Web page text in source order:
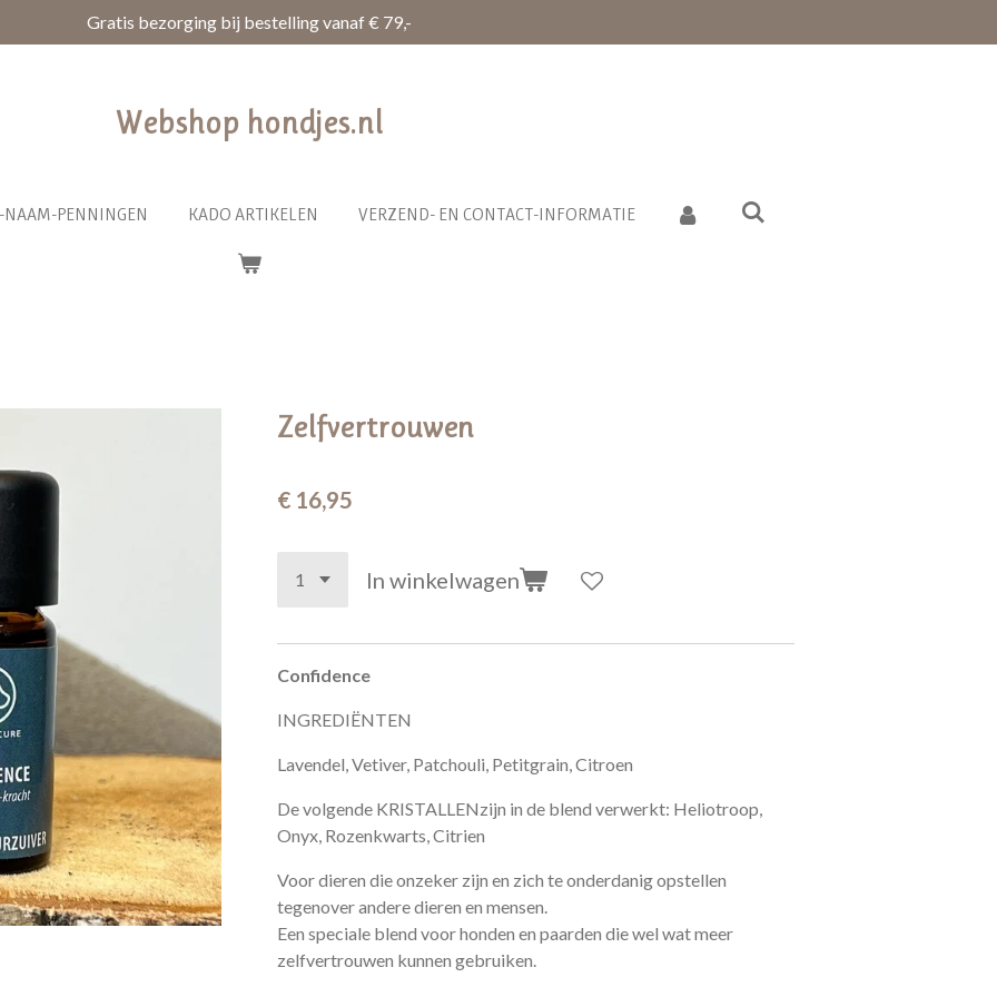
Gratis bezorging bij bestelling vanaf € 79,-
Webshop hondjes.nl
PENNINGEN KADO ARTIKELEN VERZEND- EN CONTACT-INFORMATIE
Zelfvertrouwen
€ 16,95
In winkelwagen
Confidence
INGREDIËNTEN
Lavendel, Vetiver, Patchouli, Petitgrain, Citroen
De volgende KRISTALLENzijn in de blend verwerkt: Heliotroop,
Onyx, Rozenkwarts, Citrien
Voor dieren die onzeker zijn en zich te onderdanig opstellen
tegenover andere dieren en mensen.
Een speciale blend voor honden en paarden die wel wat meer
zelfvertrouwen kunnen gebruiken.